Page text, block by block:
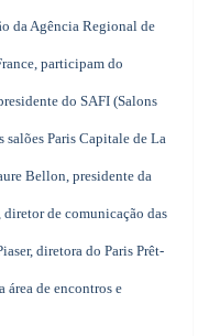
da Agência Regional de
participam do
do SAFI (Salons
Paris Capitale de La
Bellon, presidente da
de comunicação das
diretora do Paris Prêt-
de encontros e